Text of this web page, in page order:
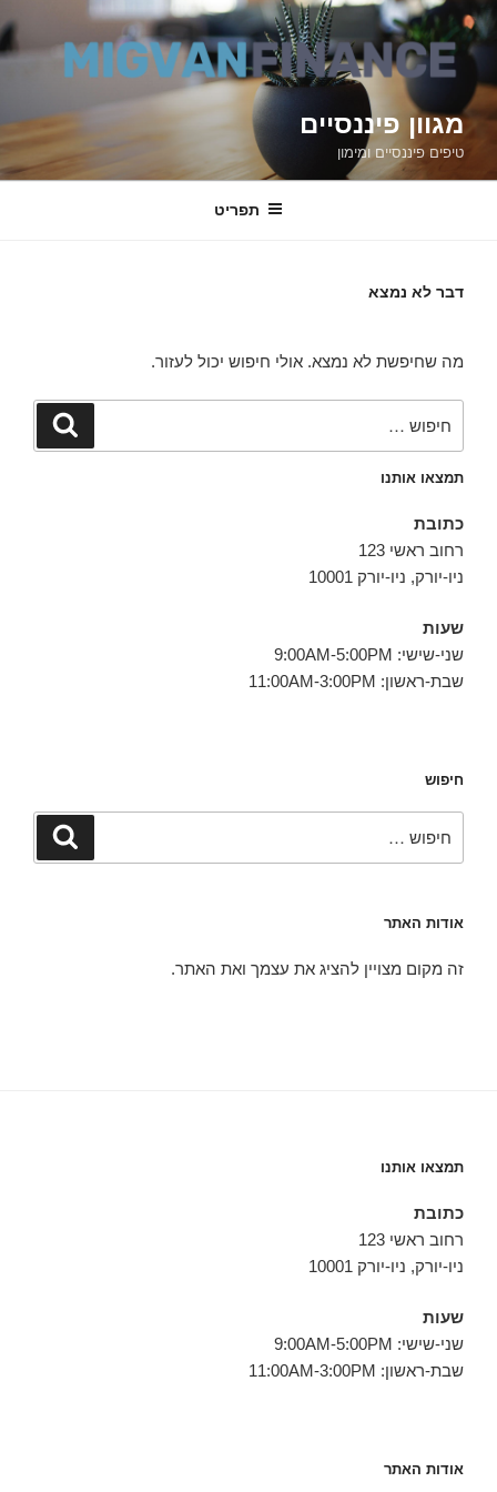
דילוג
לתוכן
מגוון פיננסיים
טיפים פיננסיים ומימון
תפריט
דבר לא נמצא
מה שחיפשת לא נמצא. אולי חיפוש יכול לעזור.
תמצאו אותנו
כתובת
רחוב ראשי 123
ניו-יורק, ניו-יורק 10001
שעות
שני-שישי: 9:00AM-5:00PM
שבת-ראשון: 11:00AM-3:00PM
חיפוש
אודות האתר
זה מקום מצויין להציג את עצמך ואת האתר.
תמצאו אותנו
כתובת
רחוב ראשי 123
ניו-יורק, ניו-יורק 10001
שעות
שני-שישי: 9:00AM-5:00PM
שבת-ראשון: 11:00AM-3:00PM
אודות האתר